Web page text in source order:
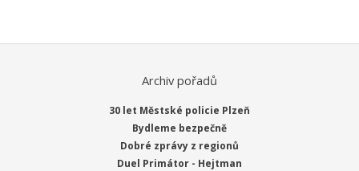
Archiv pořadů
30 let Městské policie Plzeň
Bydleme bezpečně
Dobré zprávy z regionů
Duel Primátor - Hejtman